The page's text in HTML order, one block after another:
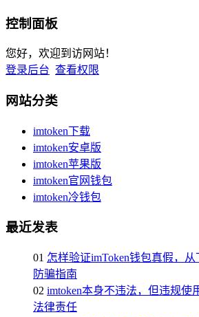
控制面板
您好，欢迎到访网站！
登录后台 查看权限
网站分类
imtoken下载
imtoken安卓版
imtoken苹果版
imtoken官网钱包
imtoken冷钱包
最近发表
01 怎样验证imToken钱包真假，
防骗指南
02 imtoken本身不违法，但违规使
法律责任